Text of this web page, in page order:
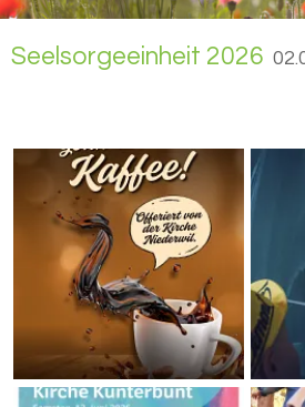
Seel­sor­ge­ein­heit 2026